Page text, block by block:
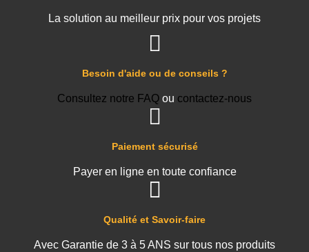
Qualité et Savoir-faire
Avec Garantie de 3 à 5 ANS sur tous nos produits
Paiement sécurisé
Payer en ligne en toute confiance
Besoin d'aide ou de conseils ?
Consultez notre FAQ ou contactez-nous
La solution au meilleur prix pour vos projets